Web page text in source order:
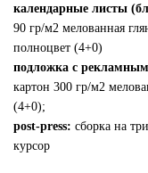
календарные листы
90 гр/м2 мелованная
полноцвет (4+0)
подложка с
картон 300 гр/м2
(4+0);
post-press: сборка на
курсор